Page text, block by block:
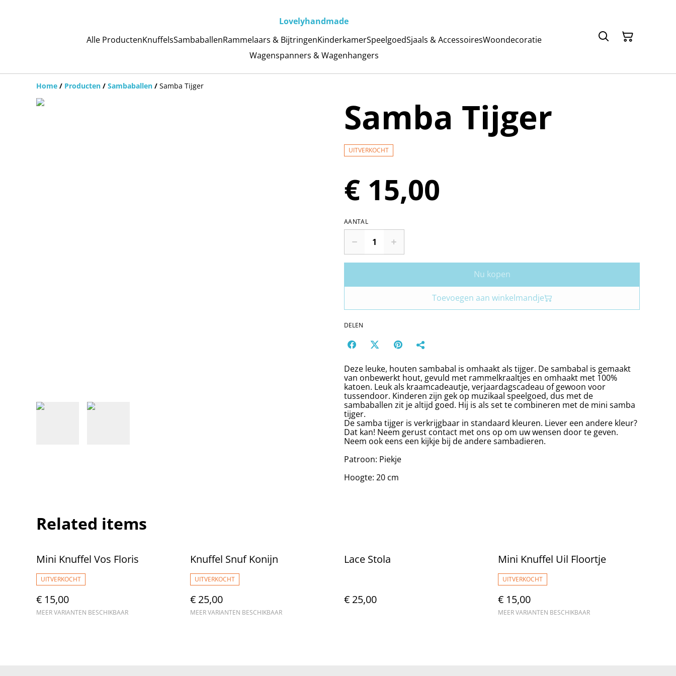
Lovelyhandmade
Alle ProductenKnuffelsSambaballenRammelaars & BijtringenKinderkamerSpeelgoedSjaals & AccessoiresWoondecoratie
Wagenspanners & Wagenhangers
Home / Producten / Sambaballen / Samba Tijger
Samba Tijger
UITVERKOCHT
€ 15,00
AANTAL
Nu kopen
Toevoegen aan winkelmandje
DELEN
Deze leuke, houten sambabal is omhaakt als tijger. De sambabal is gemaakt
van onbewerkt hout, gevuld met rammelkraaltjes en omhaakt met 100%
katoen. Leuk als kraamcadeautje, verjaardagscadeau of gewoon voor
tussendoor. Kinderen zijn gek op muzikaal speelgoed, dus met de
sambaballen zit je altijd goed. Hij is als set te combineren met de mini samba
tijger.
De samba tijger is verkrijgbaar in standaard kleuren. Liever een andere kleur?
Dat kan! Neem gerust contact met ons op om uw wensen door te geven.
Neem ook eens een kijkje bij de andere sambadieren.
Patroon: Piekje
Hoogte: 20 cm
Related items
Mini Knuffel Vos Floris
UITVERKOCHT
€ 15,00
MEER VARIANTEN BESCHIKBAAR
Knuffel Snuf Konijn
UITVERKOCHT
€ 25,00
MEER VARIANTEN BESCHIKBAAR
Lace Stola
€ 25,00
Mini Knuffel Uil Floortje
UITVERKOCHT
€ 15,00
MEER VARIANTEN BESCHIKBAAR